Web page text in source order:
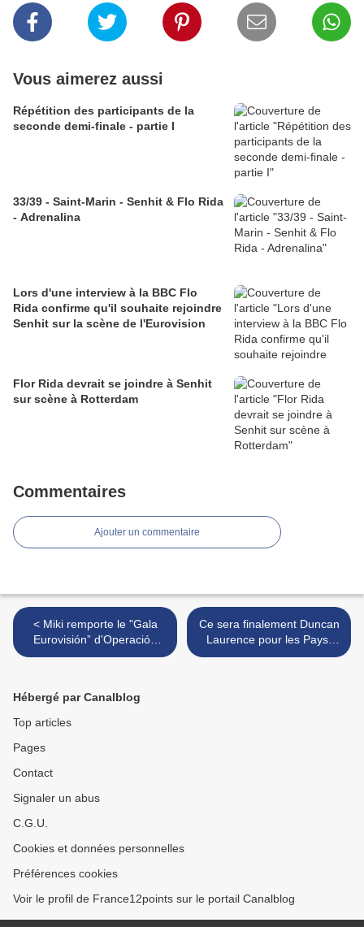
Vous aimerez aussi
Répétition des participants de la
seconde demi-finale - partie I
33/39 - Saint-Marin - Senhit & Flo Rida
- Adrenalina
Lors d'une interview à la BBC Flo
Rida confirme qu'il souhaite rejoindre
Senhit sur la scène de l'Eurovision
Flor Rida devrait se joindre à Senhit
sur scène à Rotterdam
Commentaires
Ajouter un commentaire
< Miki remporte le "Gala
Eurovisión” d'Operación
Triunfo 2018 avec "La
Ce sera finalement Duncan
Laurence pour les Pays-
Bas à Tel Aviv >
Hébergé par Canalblog
Top articles
Pages
Contact
Signaler un abus
C.G.U.
Cookies et données personnelles
Préférences cookies
Voir le profil de France12points sur le portail Canalblog